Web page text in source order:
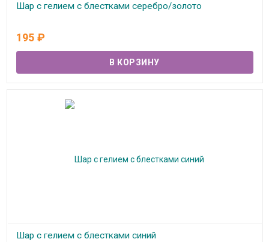
Шар с гелием с блестками серебро/золото
195 ₽
Шар с гелием с блестками синий